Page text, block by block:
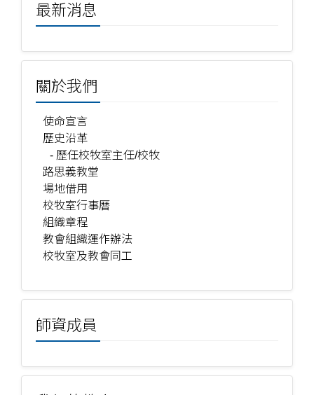
最新消息
關於我們
使命宣言
歷史沿革
- 歷任校牧室主任/校牧
路思義教堂
場地借用
校牧室行事曆
組織章程
教會組織運作辦法
校牧室及教會同工
師資成員